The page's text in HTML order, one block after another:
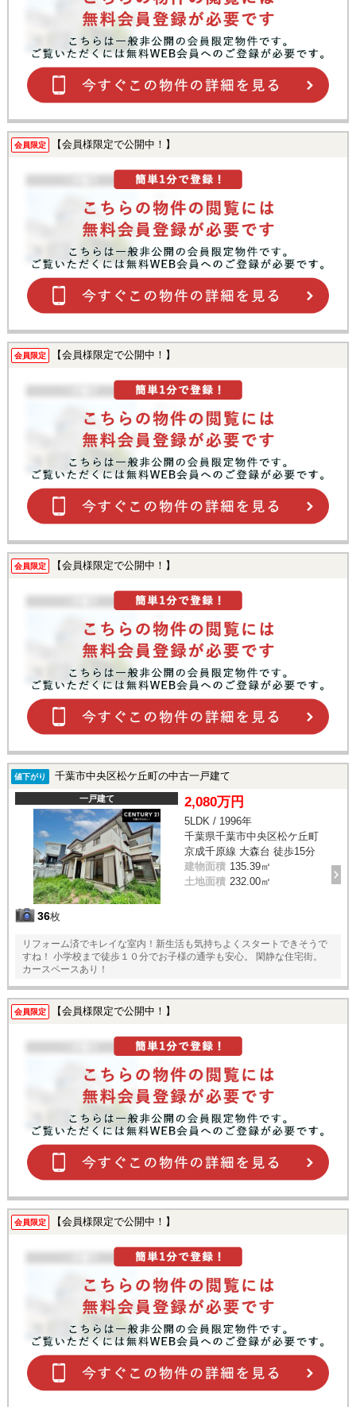
会員限定 【会員様限定で公開中！】
会員限定 【会員様限定で公開中！】
会員限定 【会員様限定で公開中！】
値下がり 千葉市中央区松ケ丘町の中古一戸建て
一戸建て
36枚
2,080万円
5LDK / 1996年
千葉県千葉市中央区松ケ丘町
京成千原線 大森台 徒歩15分
建物面積 135.39㎡
土地面積 232.00㎡
リフォーム済でキレイな室内！新生活も気持ちよくスタートできそうで
すね！ 小学校まで徒歩１０分でお子様の通学も安心。 閑静な住宅街。
カースペースあり！
会員限定 【会員様限定で公開中！】
会員限定 【会員様限定で公開中！】